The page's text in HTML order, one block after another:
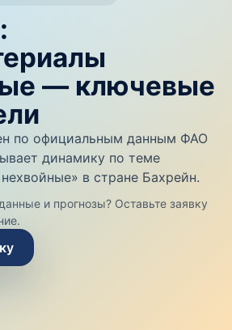
— ключевые
по официальным данным ФАО
динамику по теме
в стране Бахрейн.
и прогнозы? Оставьте заявку